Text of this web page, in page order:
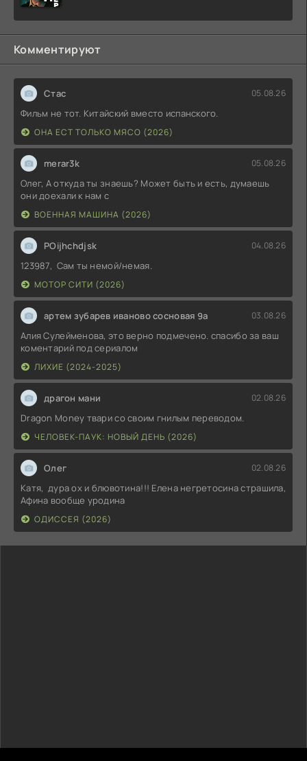
Комментируют
Стас 05.08.26
Фильм не тот. Китайский вместо испанского.
ОНА ЕСТ ТОЛЬКО МЯСО (2026)
merar3k 05.08.26
Олег, А откуда ты знаешь? Может быть и есть, думаешь
они доехали к нам с
ВОЕННАЯ МАШИНА (2026)
POijhchdjsk 04.08.26
123987, Сам ты немой/немая.
МОТОР СИТИ (2026)
артем зубарев иваново сосновая 9а 03.08.26
Алия Сулейменова, это верно подмечено. спасибо за ваш
коментарий под сериалом
ЛИХИЕ (2024-2025)
драгон мани 02.08.26
Dragon Money твари со своим гнилым переводом.
ЧЕЛОВЕК-ПАУК: НОВЫЙ ДЕНЬ (2026)
Олег 02.08.26
Катя, дура ох и блювотина!!! Елена негретосина страшила,
Афина вообще уродина
ОДИССЕЯ (2026)